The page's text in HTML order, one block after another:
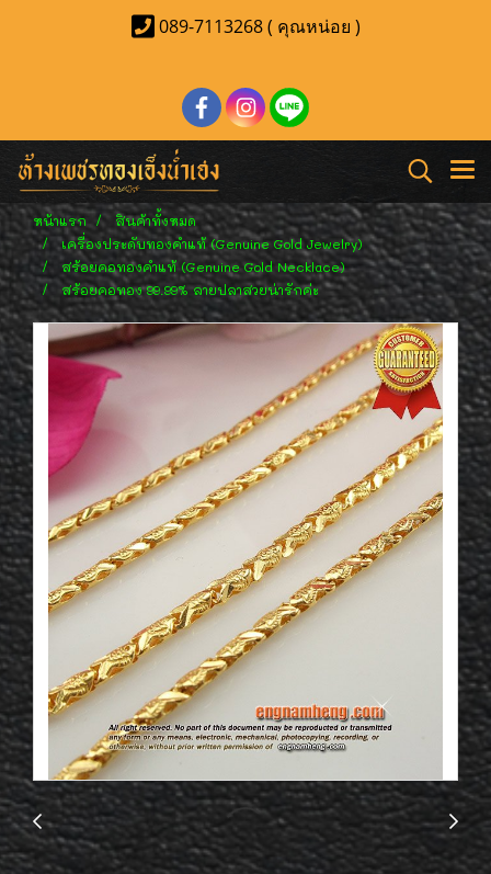
089-7113268 ( คุณหน่อย )
หน้าแรก
สินค้าทั้งหมด
เครื่องประดับทองคำแท้ (Genuine Gold Jewelry)
สร้อยคอทองคำแท้ (Genuine Gold Necklace)
สร้อยคอทอง 99.99% ลายปลาสวยน่ารักค่ะ